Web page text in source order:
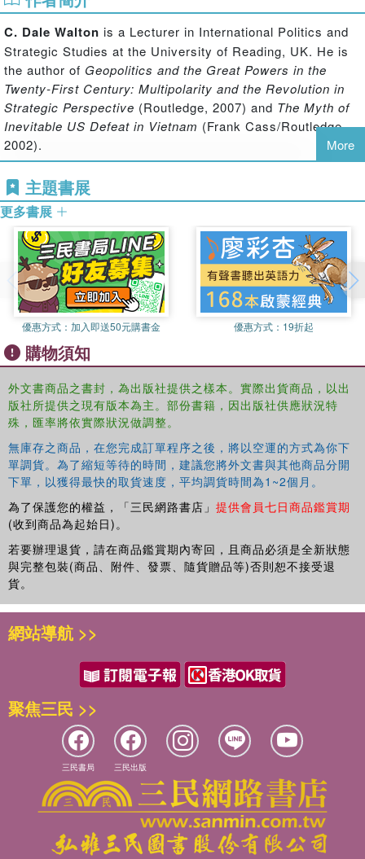
undermine the ability of the United States to construct and
maintain a coherent grand strategy appropriate to the
multipolar world of the twenty-first century.
Grand Strategy and the Presidencyexplores the role that
the holders of the presidential office have played in the
past development of the United States as a great power.
Drawing upon examples from history, the textual analysis
is shaped around the description of the long-term strategic
development of the United States. The author then
considers what the events of recent decades portend for
the future of US strategy and foreign policy.
This book will be of interest to students of Presidential
Studies, US foreign policy, Strategic Studies, and
IR/Security Studies in general.
C. Dale Walton is a Lecturer in International Politics and
Strategic Studies at the University of Reading, UK. He is
the author of Geopolitics and the Great Powers in the
Twenty-First Century: Multipolarity and the Revolution in
Strategic Perspective (Routledge, 2007) and The Myth of
Inevitable US Defeat in Vietnam (Frank Cass/Routledge,
2002).
More
主題書展
更多書展
優惠方式： 加入即送50元購書金 優惠方式： 19折起
購物須知
外文書商品之書封，為出版社提供之樣本。實際出貨商品，以出
版社所提供之現有版本為主。部份書籍，因出版社供應狀況特
殊，匯率將依實際狀況做調整。
無庫存之商品，在您完成訂單程序之後，將以空運的方式為你下
單調貨。為了縮短等待的時間，建議您將外文書與其他商品分開
下單，以獲得最快的取貨速度，平均調貨時間為1~2個月。
為了保護您的權益，「三民網路書店」 提供會員七日商品鑑賞期
(收到商品為起始日)。
若要辦理退貨，請在商品鑑賞期內寄回，且商品必須是全新狀態
與完整包裝(商品、附件、發票、隨貨贈品等)否則恕不接受退
貨。
網站導航 >>
聚焦三民 >>
三民書局 三民出版